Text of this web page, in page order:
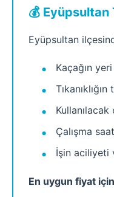
💰 Eyüpsultan
Eyüpsultan
Kaçağın
Çalışma
İşin aciliyeti
En uygun fiyat